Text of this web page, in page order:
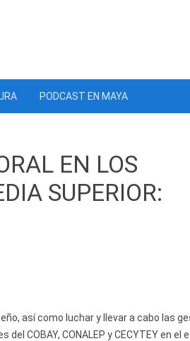
PODCAST EN MAYA
EN LOS
SUPERIOR:
así como luchar y llevar a cabo las
COBAY, CONALEP y CECYTEY en el